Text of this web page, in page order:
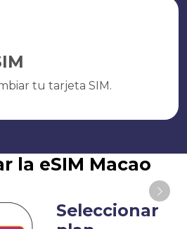
tu tarjeta SIM.
la eSIM Macao
Seleccionar